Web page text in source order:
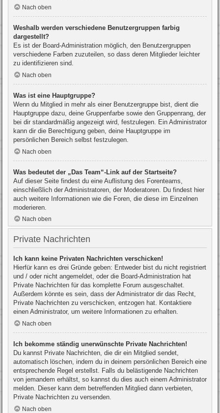
Nach oben
Weshalb werden verschiedene Benutzergruppen farbig
dargestellt?
Es ist der Board-Administration möglich, den Benutzergruppen
verschiedene Farben zuzuteilen, so dass deren Mitglieder leichter
zu identifizieren sind.
Nach oben
Was ist eine Hauptgruppe?
Wenn du Mitglied in mehr als einer Benutzergruppe bist, dient die
Hauptgruppe dazu, deine Gruppenfarbe sowie den Gruppenrang, der
bei dir standardmäßig angezeigt wird, festzulegen. Ein Administrator
kann dir die Berechtigung geben, deine Hauptgruppe im
persönlichen Bereich selbst festzulegen.
Nach oben
Was bedeutet der „Das Team“-Link auf der Startseite?
Auf dieser Seite findest du eine Auflistung des Forenteams,
einschließlich der Administratoren, der Moderatoren. Du findest hier
auch weitere Informationen wie die Foren, die diese im Einzelnen
moderieren.
Nach oben
Private Nachrichten
Ich kann keine Privaten Nachrichten verschicken!
Hierfür kann es drei Gründe geben: Entweder bist du nicht registriert
und / oder nicht angemeldet, oder die Board-Administration hat
Private Nachrichten für das komplette Forum ausgeschaltet.
Außerdem könnte es sein, dass der Administrator dir das Recht,
Private Nachrichten zu verschicken, entzogen hat. Kontaktiere
einen Administrator, um weitere Informationen zu erhalten.
Nach oben
Ich bekomme ständig unerwünschte Private Nachrichten!
Du kannst Private Nachrichten, die dir ein Mitglied sendet,
automatisch löschen, indem du in deinem persönlichen Bereich eine
entsprechende Regel erstellst. Falls du belästigende Nachrichten
von jemandem erhältst, so kannst du dies auch einem Administrator
melden. Dieser kann dem betreffenden Mitglied dann verbieten,
Private Nachrichten zu versenden.
Nach oben